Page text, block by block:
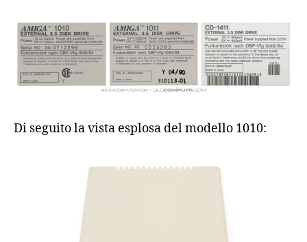
Di seguito la vista esplosa del modello 1010: